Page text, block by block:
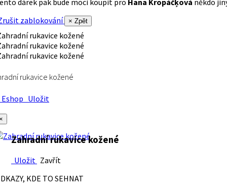
dárek pak bude moci koupit pro Hana Kropáčķová někdo
zablokování
× Zpět
rukavice kožené
Uložit
Zahradní rukavice kožené
Uložit Zavřít
KDE TO SEHNAT